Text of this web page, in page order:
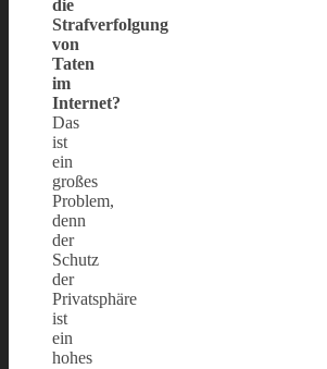
die
Strafverfolgung
von
Taten
im
Internet?
Das
ist
ein
großes
Problem,
denn
der
Schutz
der
Privatsphäre
ist
ein
hohes